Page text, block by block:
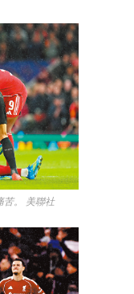
苦。 美聯社